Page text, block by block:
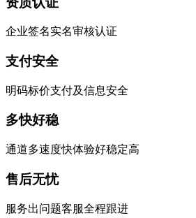
企业签名实名审核认证
支付安全
明码标价支付及信息安全
多快好稳
通道多速度快体验好稳定高
售后无忧
服务出问题客服全程跟进